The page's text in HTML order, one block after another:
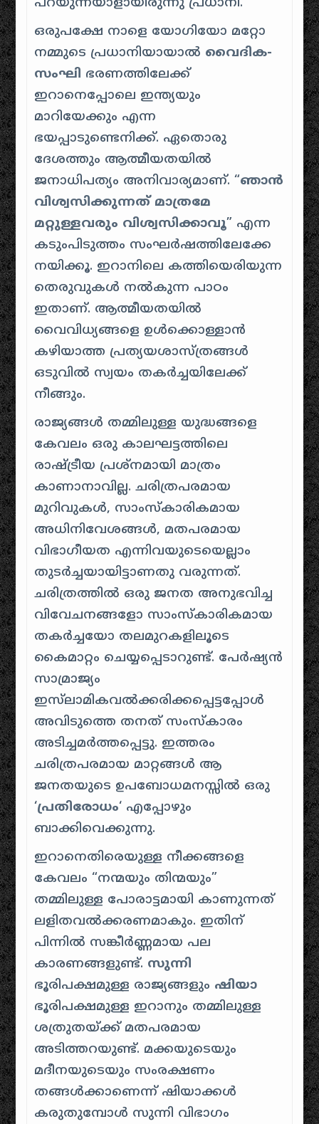
ഒരുപക്ഷേ നാളെ യോഗിയോ മറ്റോ
നമ്മുടെ പ്രധാനിയായാൽ വൈദിക-
സംഘി ഭരണത്തിലേക്ക്
ഇറാനെപ്പോലെ ഇന്ത്യയും
മാറിയേക്കും എന്ന
ഭയപ്പാടുണ്ടെനിക്ക്. ഏതൊരു
ദേശത്തും ആത്മീയതയിൽ
ജനാധിപത്യം അനിവാര്യമാണ്. “ഞാൻ
വിശ്വസിക്കുന്നത് മാത്രമേ
മറ്റുള്ളവരും വിശ്വസിക്കാവൂ” എന്ന
കടുംപിടുത്തം സംഘർഷത്തിലേക്കേ
നയിക്കൂ. ഇറാനിലെ കത്തിയെരിയുന്ന
തെരുവുകൾ നൽകുന്ന പാഠം
ഇതാണ്. ആത്മീയതയിൽ
വൈവിധ്യങ്ങളെ ഉൾക്കൊള്ളാൻ
കഴിയാത്ത പ്രത്യയശാസ്ത്രങ്ങൾ
ഒടുവിൽ സ്വയം തകർച്ചയിലേക്ക്
നീങ്ങും.
രാജ്യങ്ങൾ തമ്മിലുള്ള യുദ്ധങ്ങളെ
കേവലം ഒരു കാലഘട്ടത്തിലെ
രാഷ്ട്രീയ പ്രശ്നമായി മാത്രം
കാണാനാവില്ല. ചരിത്രപരമായ
മുറിവുകൾ, സാംസ്കാരികമായ
അധിനിവേശങ്ങൾ, മതപരമായ
വിഭാഗീയത എന്നിവയുടെയെല്ലാം
തുടർച്ചയായിട്ടാണതു വരുന്നത്.
ചരിത്രത്തിൽ ഒരു ജനത അനുഭവിച്ച
വിവേചനങ്ങളോ സാംസ്കാരികമായ
തകർച്ചയോ തലമുറകളിലൂടെ
കൈമാറ്റം ചെയ്യപ്പെടാറുണ്ട്. പേർഷ്യൻ
സാമ്രാജ്യം
ഇസ്‌ലാമികവൽക്കരിക്കപ്പെട്ടപ്പോൾ
അവിടുത്തെ തനത് സംസ്കാരം
അടിച്ചമർത്തപ്പെട്ടു. ഇത്തരം
ചരിത്രപരമായ മാറ്റങ്ങൾ ആ
ജനതയുടെ ഉപബോധമനസ്സിൽ ഒരു
‘പ്രതിരോധം‘ എപ്പോഴും
ബാക്കിവെക്കുന്നു.
ഇറാനെതിരെയുള്ള നീക്കങ്ങളെ
കേവലം “നന്മയും തിന്മയും”
തമ്മിലുള്ള പോരാട്ടമായി കാണുന്നത്
ലളിതവൽക്കരണമാകും. ഇതിന്
പിന്നിൽ സങ്കീർണ്ണമായ പല
കാരണങ്ങളുണ്ട്. സുന്നി
ഭൂരിപക്ഷമുള്ള രാജ്യങ്ങളും ഷിയാ
ഭൂരിപക്ഷമുള്ള ഇറാനും തമ്മിലുള്ള
ശത്രുതയ്ക്ക് മതപരമായ
അടിത്തറയുണ്ട്. മക്കയുടെയും
മദീനയുടെയും സംരക്ഷണം
തങ്ങൾക്കാണെന്ന് ഷിയാക്കൾ
കരുതുമ്പോൾ സുന്നി വിഭാഗം